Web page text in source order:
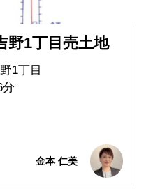
野1丁目売土地
1丁目
分
金本 仁美